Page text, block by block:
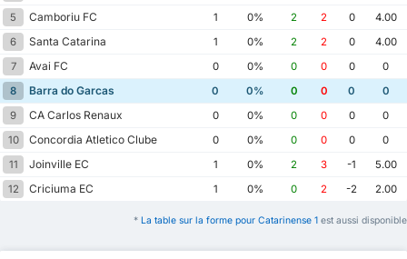
5
Camboriu FC 1 0% 2 2 0
4.00
6
Santa Catarina 1 0% 2 2 0
4.00
7
Avai FC 0 0% 0 0 0
0
8
Barra do Garcas 0 0% 0 0 0
0
9
CA Carlos Renaux 0 0% 0 0 0
0
10
Concordia Atletico Clube 0 0% 0 0 0
0
11
Joinville EC 1 0% 2 3 -1
5.00
12
Criciuma EC 1 0% 0 2 -2 2.00
* La table sur la forme pour Catarinense 1 est aussi disponible